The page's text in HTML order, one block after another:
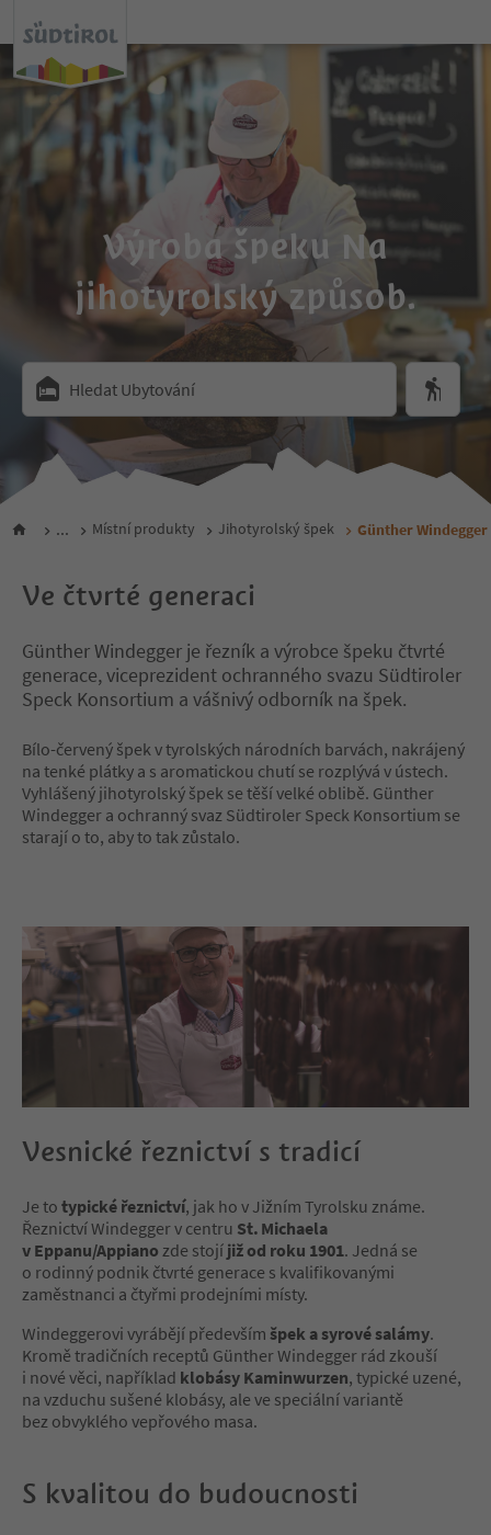
Výroba špeku Na
jihotyrolský způsob.
Hledat Ubytování
... Místní produkty Jihotyrolský špek Günther Windegger
Ve čtvrté generaci
Günther Windegger je řezník a výrobce špeku čtvrté
generace, viceprezident ochranného svazu Südtiroler
Speck Konsortium a vášnivý odborník na špek.
Bílo-červený špek v tyrolských národních barvách, nakrájený
na tenké plátky a s aromatickou chutí se rozplývá v ústech.
Vyhlášený jihotyrolský špek se těší velké oblibě. Günther
Windegger a ochranný svaz Südtiroler Speck Konsortium se
starají o to, aby to tak zůstalo.
Vesnické řeznictví s tradicí
Je to typické řeznictví, jak ho v Jižním Tyrolsku známe.
Řeznictví Windegger v centru St. Michaela
v Eppanu/Appiano zde stojí již od roku 1901. Jedná se
o rodinný podnik čtvrté generace s kvalifikovanými
zaměstnanci a čtyřmi prodejními místy.
Windeggerovi vyrábějí především špek a syrové salámy.
Kromě tradičních receptů Günther Windegger rád zkouší
i nové věci, například klobásy Kaminwurzen, typické uzené,
na vzduchu sušené klobásy, ale ve speciální variantě
bez obvyklého vepřového masa.
S kvalitou do budoucnosti